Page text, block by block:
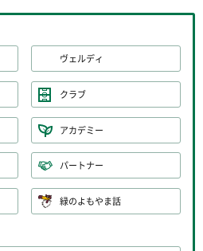
ヴェルディ
クラブ
アカデミー
パートナー
緑のよもやま話